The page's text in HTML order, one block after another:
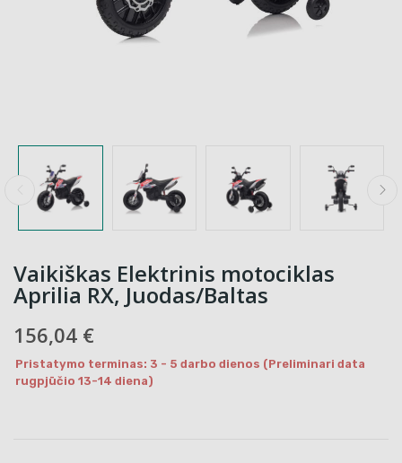
Vaikiškas Elektrinis motociklas
Aprilia RX, Juodas/Baltas
156,04 €
Pristatymo terminas: 3 - 5 darbo dienos (Preliminari data
rugpjūčio 13-14 diena)